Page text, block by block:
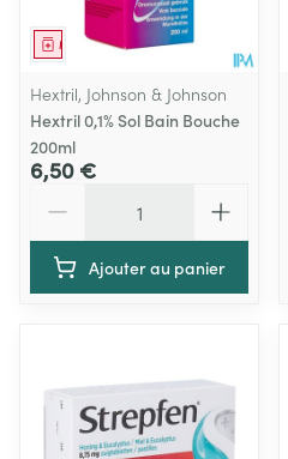
Médicament
Hextril, Johnson & Johnson
Hextril 0,1% Sol Bain Bouche
200ml
6,50 €
Ajouter au panier